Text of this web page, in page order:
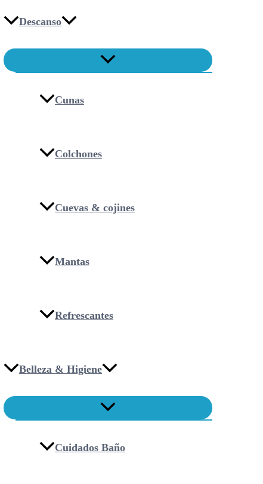
Descanso
Cunas
Colchones
Cuevas & cojines
Mantas
Refrescantes
Belleza & Higiene
Cuidados Baño